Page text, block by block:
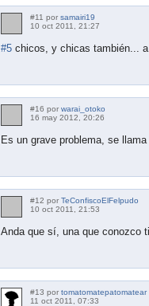
#11 por samairi19
10 oct 2011, 21:27
#5 chicos, y chicas también...
#16 por warai_otoko
16 may 2012, 20:26
Es un grave problema, se
#12 por TeConfiscoElFelpudo
10 oct 2011, 21:53
Anda que sí, una que conozco
#13 por tomatomatepatomatear
11 oct 2011, 07:33